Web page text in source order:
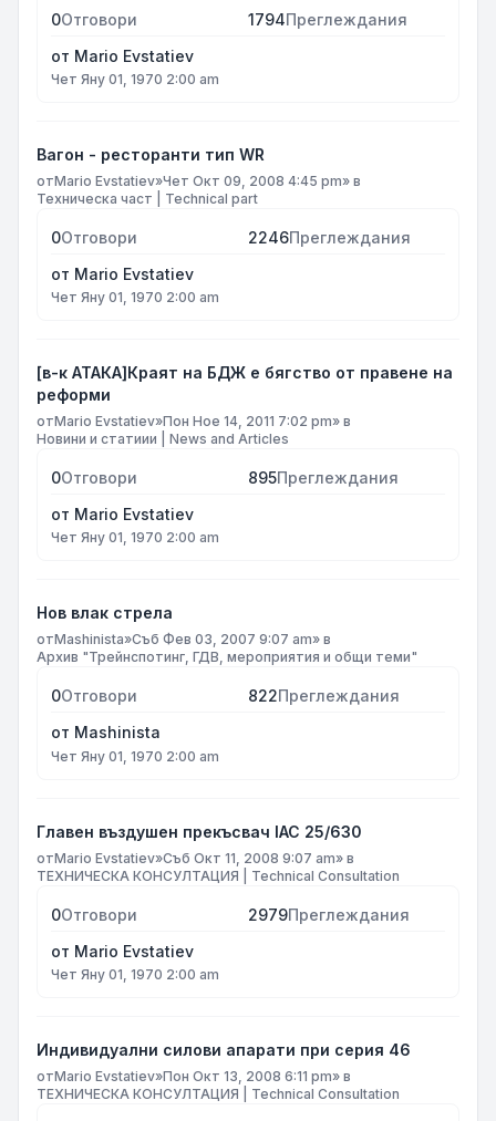
0Отговори 1794Преглеждания
от Mario Evstatiev
Чет Яну 01, 1970 2:00 am
Вагон - ресторанти тип WR
отMario Evstatiev»Чет Окт 09, 2008 4:45 pm» в
Техническа част | Technical part
0Отговори 2246Преглеждания
от Mario Evstatiev
Чет Яну 01, 1970 2:00 am
[в-к АТАКА]Краят на БДЖ е бягство от правене на
реформи
отMario Evstatiev»Пон Ное 14, 2011 7:02 pm» в
Новини и статиии | News and Articles
0Отговори 895Преглеждания
от Mario Evstatiev
Чет Яну 01, 1970 2:00 am
Нов влак стрела
отMashinista»Съб Фев 03, 2007 9:07 am» в
Архив "Трейнспотинг, ГДВ, мероприятия и общи теми"
0Отговори 822Преглеждания
от Mashinista
Чет Яну 01, 1970 2:00 am
Главен въздушен прекъсвач IAC 25/630
отMario Evstatiev»Съб Окт 11, 2008 9:07 am» в
ТЕХНИЧЕСКА КОНСУЛТАЦИЯ | Technical Consultation
0Отговори 2979Преглеждания
от Mario Evstatiev
Чет Яну 01, 1970 2:00 am
Индивидуални силови апарати при серия 46
отMario Evstatiev»Пон Окт 13, 2008 6:11 pm» в
ТЕХНИЧЕСКА КОНСУЛТАЦИЯ | Technical Consultation